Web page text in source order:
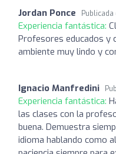
Jordan Ponce Publicada
Experiencia fantástica:
Profesores educados y
ambiente muy lindo y
Ignacio Manfredini
Experiencia fantástica:
las clases con la
buena. Demuestra
idioma hablando como